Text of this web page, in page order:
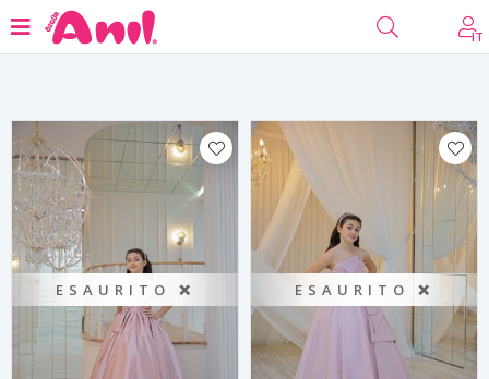
IT
Filtro
ESAURITO ❌ ESAURITO ❌